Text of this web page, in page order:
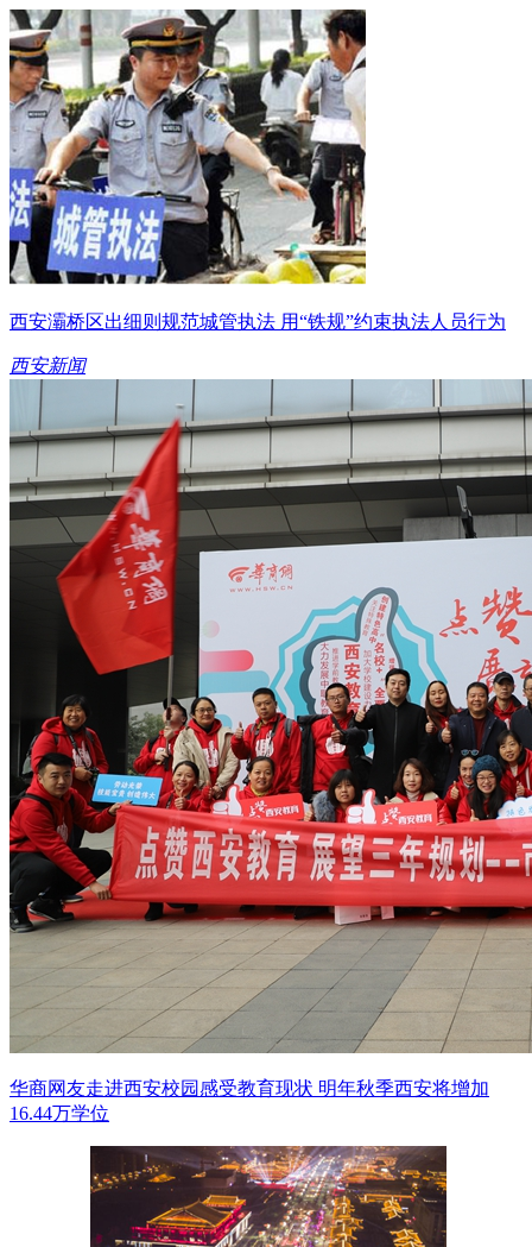
西安灞桥区出细则规范城管执法 用“铁规”约束执法人员行为
西安新闻
华商网友走进西安校园感受教育现状 明年秋季西安将增加
16.44万学位